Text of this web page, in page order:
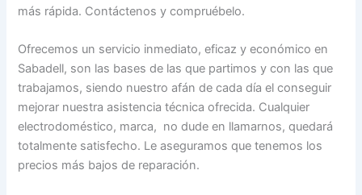
más rápida. Contáctenos y compruébelo.
Ofrecemos un servicio inmediato, eficaz y económico en
Sabadell, son las bases de las que partimos y con las que
trabajamos, siendo nuestro afán de cada día el conseguir
mejorar nuestra asistencia técnica ofrecida. Cualquier
electrodoméstico, marca, no dude en llamarnos, quedará
totalmente satisfecho. Le aseguramos que tenemos los
precios más bajos de reparación.